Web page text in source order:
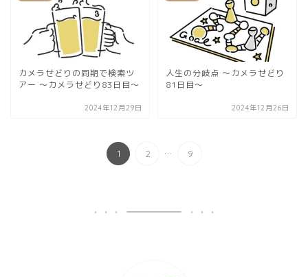
カメラせどりの同期で検索ツ
アー 〜カメラせどり83日目〜
2024年12月29日
人生の分岐点 〜カメラせどり
81日目〜
2024年12月26日
1 2 ... 9